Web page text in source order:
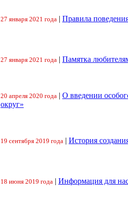
27 января 2021 года | Правила
27 января 2021 года | Памятка
20 апреля 2020 года | О введении
округ»
19 сентября 2019 года | История
18 июня 2019 года | Информация для